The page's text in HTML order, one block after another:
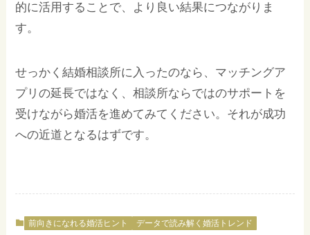
的に活用することで、より良い結果につながりま
す。
せっかく結婚相談所に入ったのなら、マッチングア
プリの延長ではなく、相談所ならではのサポートを
受けながら婚活を進めてみてください。それが成功
への近道となるはずです。
前向きになれる婚活ヒント データで読み解く婚活トレンド